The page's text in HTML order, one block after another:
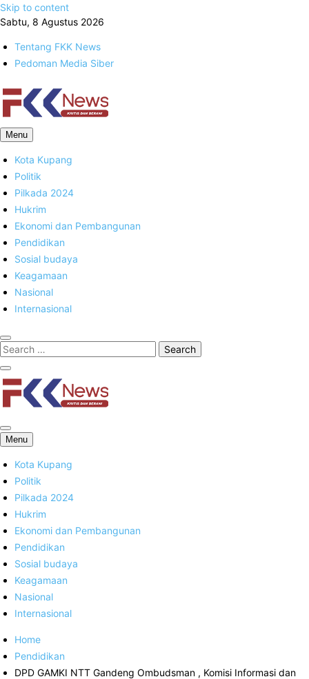
Skip to content
Sabtu, 8 Agustus 2026
Tentang FKK News
Pedoman Media Siber
FKK News
Menu
Kota Kupang
Politik
Pilkada 2024
Hukrim
Ekonomi dan Pembangunan
Pendidikan
Sosial budaya
Keagamaan
Nasional
Internasional
FKK News
Menu
Kota Kupang
Politik
Pilkada 2024
Hukrim
Ekonomi dan Pembangunan
Pendidikan
Sosial budaya
Keagamaan
Nasional
Internasional
Home
Pendidikan
DPD GAMKI NTT Gandeng Ombudsman , Komisi Informasi dan